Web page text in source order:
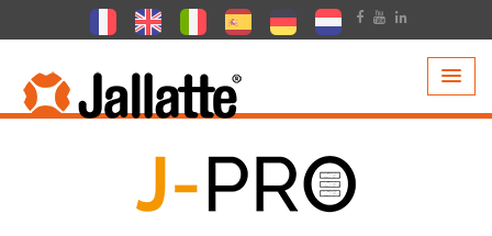
PRODOTTI > COLLEZIONI >